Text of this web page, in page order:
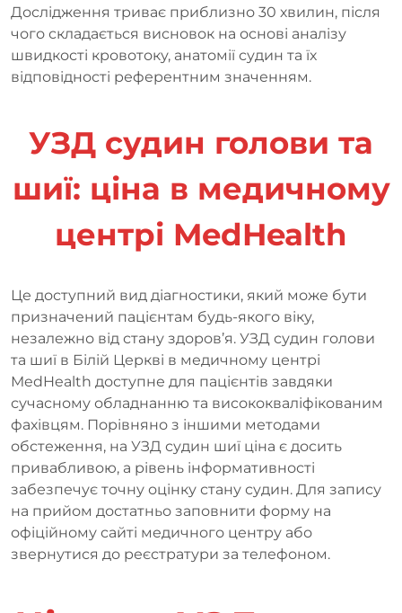
Дослідження триває приблизно 30 хвилин, після
чого складається висновок на основі аналізу
швидкості кровотоку, анатомії судин та їх
відповідності референтним значенням.
УЗД судин голови та
шиї: ціна в медичному
центрі MedHealth
Це доступний вид діагностики, який може бути
призначений пацієнтам будь-якого віку,
незалежно від стану здоров’я. УЗД судин голови
та шиї в Білій Церкві в медичному центрі
MedHealth доступне для пацієнтів завдяки
сучасному обладнанню та висококваліфікованим
фахівцям. Порівняно з іншими методами
обстеження, на УЗД судин шиї ціна є досить
привабливою, а рівень інформативності
забезпечує точну оцінку стану судин. Для запису
на прийом достатньо заповнити форму на
офіційному сайті медичного центру або
звернутися до реєстратури за телефоном.